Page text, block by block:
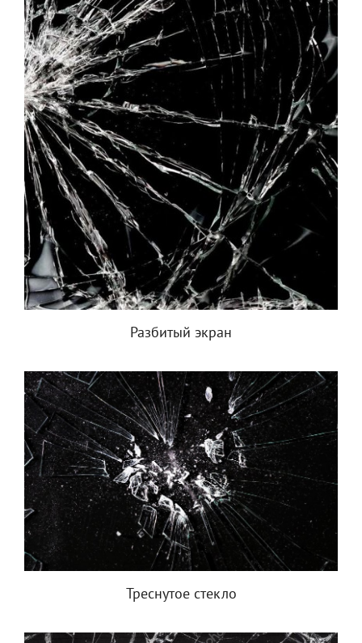
Разбитый экран
Треснутое стекло